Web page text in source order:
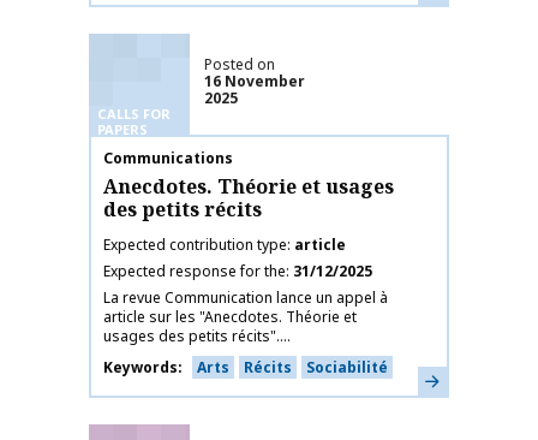
CALLS FOR
PAPERS
Posted on
16 November
2025
Publication name
Communications
Anecdotes. Théorie et usages
des petits récits
Expected contribution type article
Expected response for the 31/12/2025
La revue Communication lance un appel à
article sur les "Anecdotes. Théorie et
usages des petits récits"....
Keywords
Arts Récits Sociabilité Learn more